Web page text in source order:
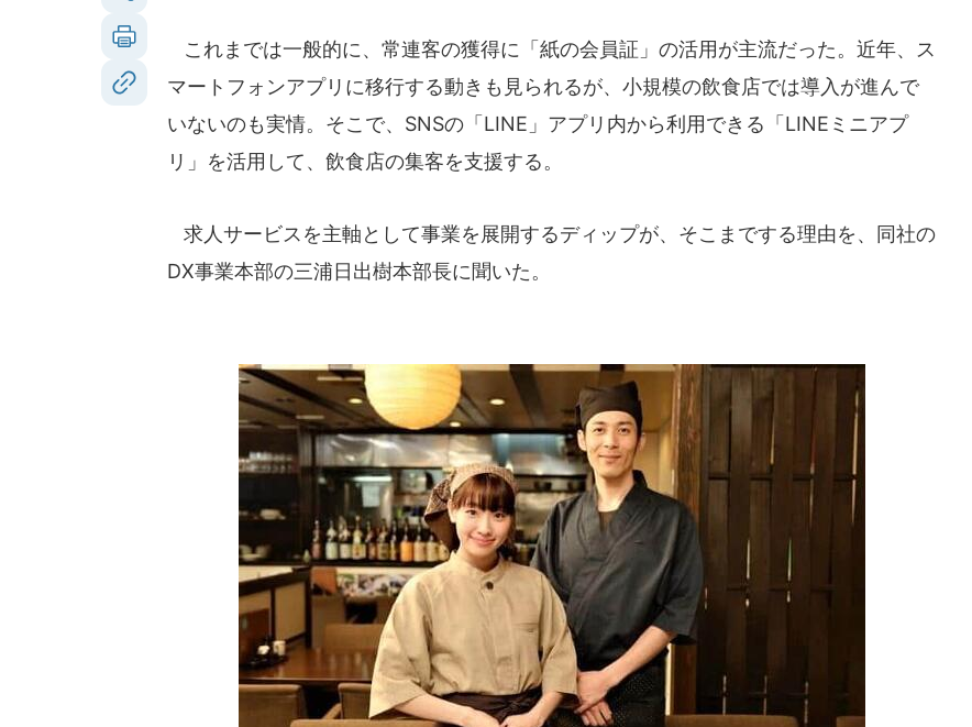
これまでは一般的に、常連客の獲得に「紙の会員証」の活用が主流だった。近年、ス
マートフォンアプリに移行する動きも見られるが、小規模の飲食店では導入が進んで
いないのも実情。そこで、SNSの「LINE」アプリ内から利用できる「LINEミニアプ
リ」を活用して、飲食店の集客を支援する。
求人サービスを主軸として事業を展開するディップが、そこまでする理由を、同社の
DX事業本部の三浦日出樹本部長に聞いた。